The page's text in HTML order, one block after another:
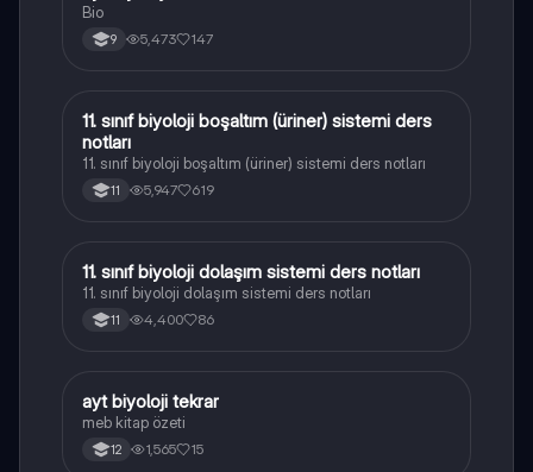
Bio
9 5,473 147
Biyoloji
11. sınıf biyoloji boşaltım (üriner) sistemi ders
notları
11. sınıf biyoloji boşaltım (üriner) sistemi ders notları
11 5,947 619
Biyoloji
11. sınıf biyoloji dolaşım sistemi ders notları
11. sınıf biyoloji dolaşım sistemi ders notları
11 4,400 86
Biyoloji
ayt biyoloji tekrar
meb kitap özeti
12 1,565 15